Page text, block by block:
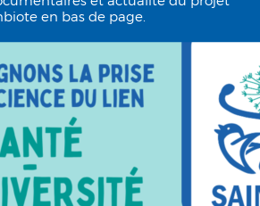
en bas de page.